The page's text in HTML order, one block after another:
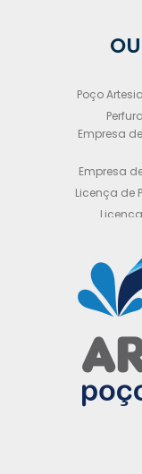
Poço
Empresa
Empresa
Licença de
Licença
Obtenha